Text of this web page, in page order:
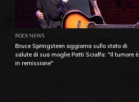
ROCK NEWS
Bruce Springsteen aggiorna sullo stato di
salute di sua moglie Patti Scialfa: "Il tumore è
in remissione"